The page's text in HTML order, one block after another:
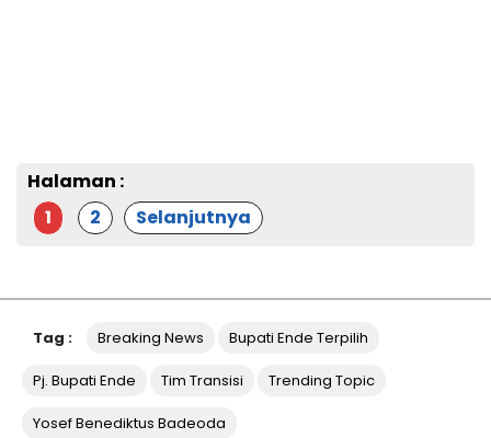
Halaman :
1
2 Selanjutnya
Tag : Breaking News Bupati Ende Terpilih
Pj. Bupati Ende Tim Transisi Trending Topic
Yosef Benediktus Badeoda